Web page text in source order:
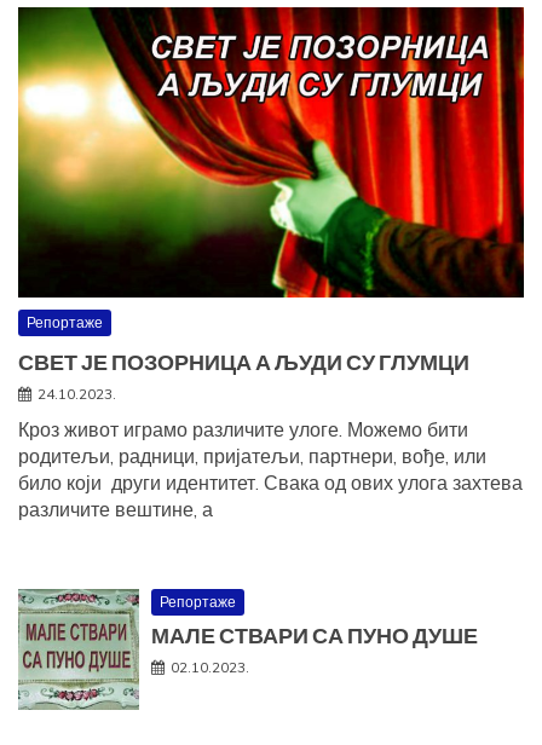
Репортаже
СВЕТ ЈЕ ПОЗОРНИЦА А ЉУДИ СУ ГЛУМЦИ
24.10.2023.
Кроз живот играмо различите улоге. Можемо бити
родитељи, радници, пријатељи, партнери, вође, или
било који други идентитет. Свака од ових улога захтева
различите вештине, а
Репортаже
МАЛЕ СТВАРИ СА ПУНО ДУШЕ
02.10.2023.